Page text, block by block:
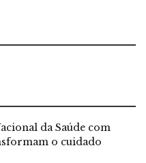
da Saúde com
o cuidado